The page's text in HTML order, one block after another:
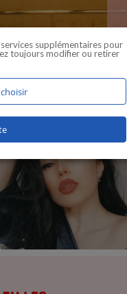
supplémentaires pour
toujours modifier ou retirer